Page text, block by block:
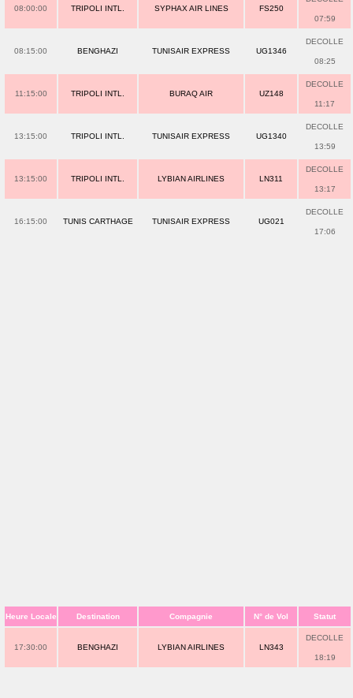
08:00:00 TRIPOLI INTL. SYPHAX AIR LINES FS250
07:59
08:15:00 BENGHAZI TUNISAIR EXPRESS UG1346
DECOLLE
08:25
11:15:00 TRIPOLI INTL. BURAQ AIR UZ148
DECOLLE
11:17
13:15:00 TRIPOLI INTL. TUNISAIR EXPRESS UG1340
DECOLLE
13:59
13:15:00 TRIPOLI INTL. LYBIAN AIRLINES LN311
DECOLLE
13:17
16:15:00 TUNIS CARTHAGE TUNISAIR EXPRESS UG021
DECOLLE
17:06
Heure Locale Destination Compagnie N° de Vol Statut
17:30:00 BENGHAZI LYBIAN AIRLINES LN343
DECOLLE
18:19